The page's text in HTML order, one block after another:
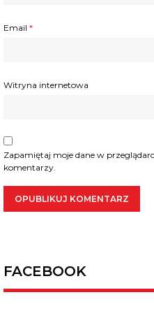
Email *
Witryna internetowa
Zapamiętaj moje dane w
komentarzy.
FACEBOOK